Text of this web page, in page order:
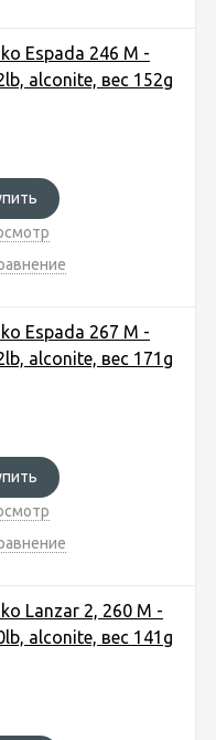
Espada 246 M -
alconite, вес 152g
Espada 267 M -
alconite, вес 171g
Lanzar 2, 260 M -
alconite, вес 141g